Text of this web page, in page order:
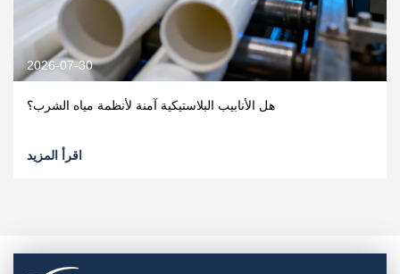
2026-07-30
هل الأنابيب البلاستيكية آمنة لأنظمة مياه الشرب؟
اقرأ المزيد